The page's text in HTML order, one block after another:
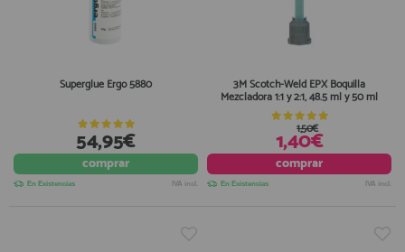
Superglue Ergo 5880
54,95€
comprar
En Existencias IVA incl.
3M Scotch-Weld EPX Boquilla
Mezcladora 1:1 y 2:1, 48.5 ml y 50 ml
1,40€
1,50€
comprar
En Existencias IVA incl.